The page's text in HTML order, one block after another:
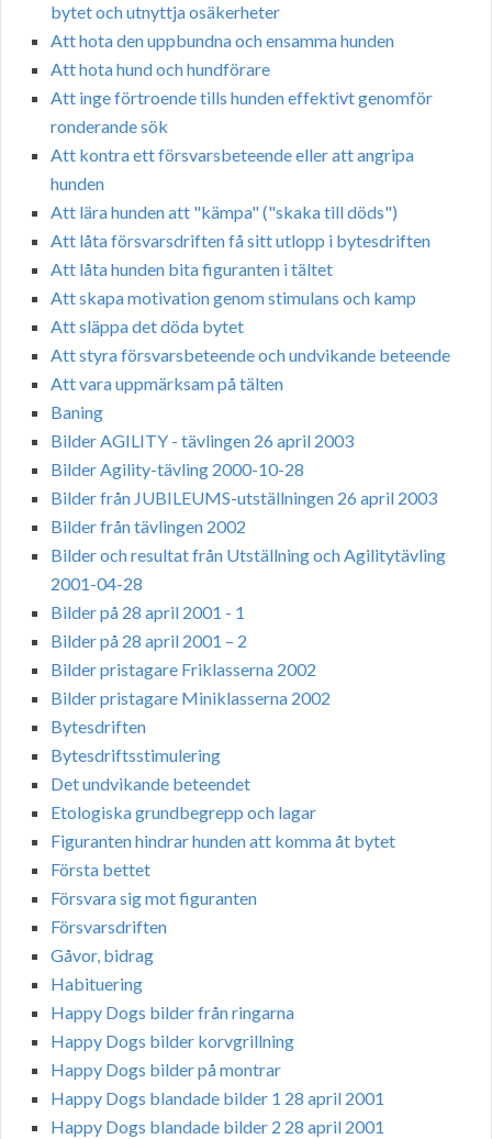
bytet och utnyttja osäkerheter
Att hota den uppbundna och ensamma hunden
Att hota hund och hundförare
Att inge förtroende tills hunden effektivt genomför
ronderande sök
Att kontra ett försvarsbeteende eller att angripa
hunden
Att lära hunden att "kämpa" ("skaka till döds")
Att låta försvarsdriften få sitt utlopp i bytesdriften
Att låta hunden bita figuranten i tältet
Att skapa motivation genom stimulans och kamp
Att släppa det döda bytet
Att styra försvarsbeteende och undvikande beteende
Att vara uppmärksam på tälten
Baning
Bilder AGILITY - tävlingen 26 april 2003
Bilder Agility-tävling 2000-10-28
Bilder från JUBILEUMS-utställningen 26 april 2003
Bilder från tävlingen 2002
Bilder och resultat från Utställning och Agilitytävling
2001-04-28
Bilder på 28 april 2001 - 1
Bilder på 28 april 2001 – 2
Bilder pristagare Friklasserna 2002
Bilder pristagare Miniklasserna 2002
Bytesdriften
Bytesdriftsstimulering
Det undvikande beteendet
Etologiska grundbegrepp och lagar
Figuranten hindrar hunden att komma åt bytet
Första bettet
Försvara sig mot figuranten
Försvarsdriften
Gåvor, bidrag
Habituering
Happy Dogs bilder från ringarna
Happy Dogs bilder korvgrillning
Happy Dogs bilder på montrar
Happy Dogs blandade bilder 1 28 april 2001
Happy Dogs blandade bilder 2 28 april 2001